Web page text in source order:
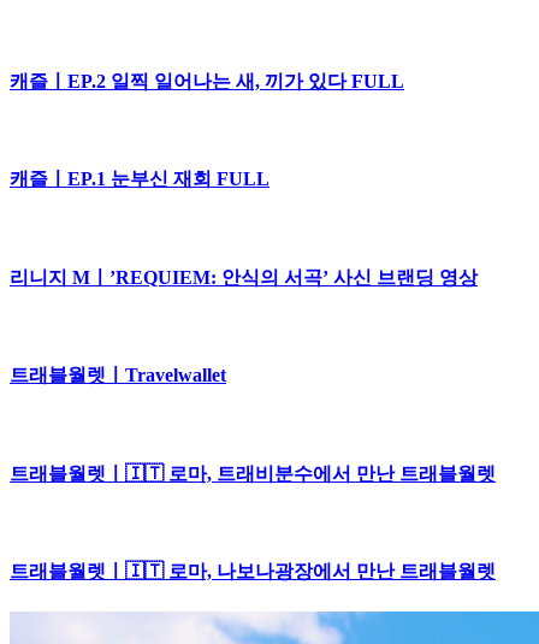
캐즐ㅣEP.2 일찍 일어나는 새, 끼가 있다 FULL
캐즐ㅣEP.1 눈부신 재회 FULL
리니지 Mㅣ’REQUIEM: 안식의 서곡’ 사신 브랜딩 영상
트래블월렛ㅣTravelwallet
트래블월렛ㅣ🇮🇹 로마, 트래비분수에서 만난 트래블월렛
트래블월렛ㅣ🇮🇹 로마, 나보나광장에서 만난 트래블월렛